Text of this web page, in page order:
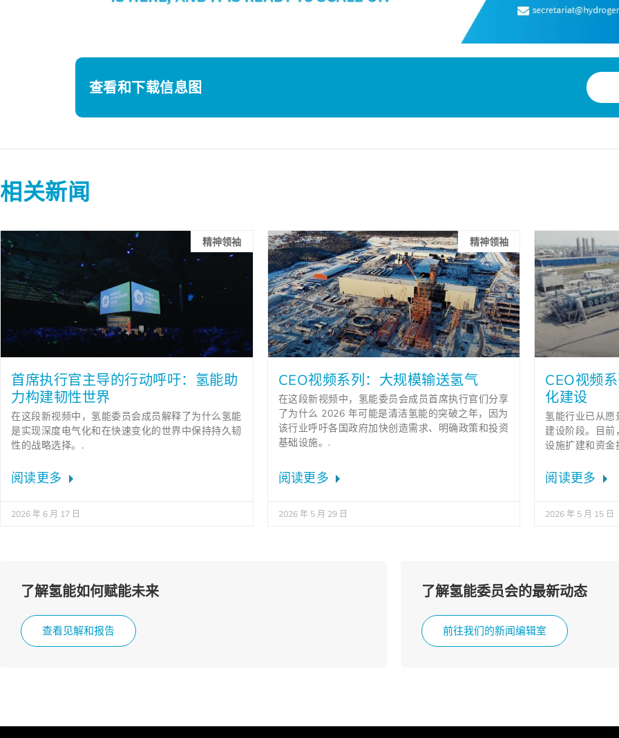
查看和下载信息图
相关新闻
精神领袖
首席执行官主导的行动呼吁：氢能助
力构建韧性世界
在这段新视频中，氢能委员会成员解释了为什么氢能
是实现深度电气化和在快速变化的世界中保持持久韧
性的战略选择。.
阅读更多
2026 年 6 月 17 日
精神领袖
CEO视频系列：大规模输送氢气
在这段新视频中，氢能委员会成员首席执行官们分享
了为什么 2026 年可能是清洁氢能的突破之年，因为
该行业呼吁各国政府加快创造需求、明确政策和投资
基础设施。.
阅读更多
2026 年 5 月 29 日
CEO视频
化建设
氢能行业已从
建设阶段。目
设施扩建和资金
阅读更多
2026 年 5 月 15 日
了解氢能如何赋能未来
查看见解和报告
了解氢能委员会的最新动态
前往我们的新闻编辑室